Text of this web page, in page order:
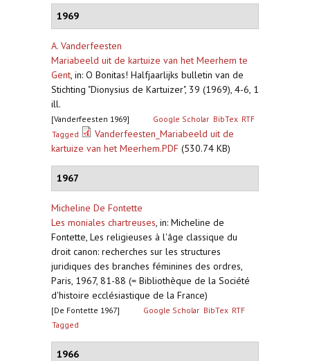
1969
A. Vanderfeesten
Mariabeeld uit de kartuize van het Meerhem te
Gent, in: O Bonitas! Halfjaarlijks bulletin van de
Stichting "Dionysius de Kartuizer", 39 (1969), 4-6, 1
ill.
[Vanderfeesten 1969] Google Scholar BibTex RTF
Tagged
Vanderfeesten_Mariabeeld uit de
kartuize van het Meerhem.PDF (530.74 KB)
1967
Micheline De Fontette
Les moniales chartreuses, in: Micheline de
Fontette, Les religieuses à l'âge classique du
droit canon: recherches sur les structures
juridiques des branches féminines des ordres,
Paris, 1967, 81-88 (= Bibliothèque de la Société
d'histoire ecclésiastique de la France)
[De Fontette 1967] Google Scholar BibTex RTF
Tagged
1966